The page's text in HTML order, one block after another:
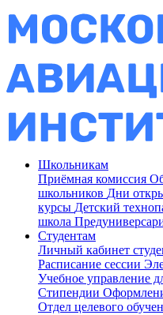
Школьникам
Приёмная комиссия
школьников Дни
курсы Детский
школа
Студентам
Личный кабинет
Расписание сессии
Учебное управление
Стипендии
Отдел целевого